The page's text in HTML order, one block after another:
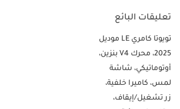
تعليقات البائع
تويوتا كامري LE موديل
2025، محرك V4 بنزين،
أوتوماتيكي، شاشة
لمس، كاميرا خلفية،
زر تشغيل/إيقاف،